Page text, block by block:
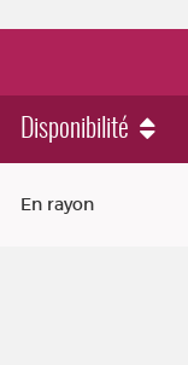
Disponibilité
En rayon